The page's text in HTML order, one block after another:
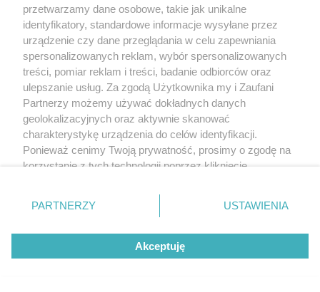
TENIS
Hubert Hurkacz gra dalej w
ATP w Montrealu. Z kim
zmierzy się w kolejnej
przetwarzamy dane osobowe, takie jak unikalne
identyfikatory, standardowe informacje wysyłane przez
urządzenie czy dane przeglądania w celu zapewniania
spersonalizowanych reklam, wybór spersonalizowanych
treści, pomiar reklam i treści, badanie odbiorców oraz
ulepszanie usług. Za zgodą Użytkownika my i Zaufani
Partnerzy możemy używać dokładnych danych
geolokalizacyjnych oraz aktywnie skanować
charakterystykę urządzenia do celów identyfikacji.
Ponieważ cenimy Twoją prywatność, prosimy o zgodę na
korzystanie z tych technologii poprzez kliknięcie
zmienić/wycofać klikając przycisk ustawień prywatności
znajdujący się w lewym dolnym rogu strony
rodzaje przetwarzania danych nie wymagają zgody
użytkownika, ale masz prawo sprzeciwić się takiemu
przetwarzaniu. Preferencje będą miały zastosowanie tylko
PARTNERZY USTAWIENIA
Akceptuję